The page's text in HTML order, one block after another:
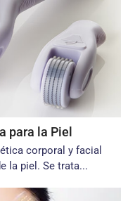
para la Piel
corporal y facial
la piel. Se trata...